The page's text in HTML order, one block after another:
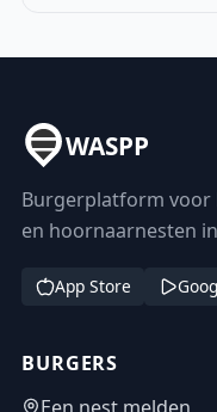
WASPP
Burgerplatform voor
en hoornaarnesten
App Store
BURGERS